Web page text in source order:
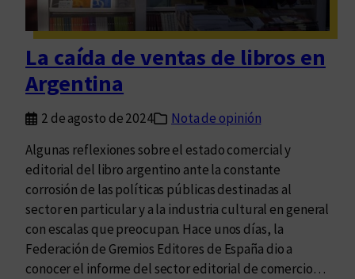
La caída de ventas de libros en
Argentina
2 de agosto de 2024
Nota de opinión
Algunas reflexiones sobre el estado comercial y
editorial del libro argentino ante la constante
corrosión de las políticas públicas destinadas al
sector en particular y a la industria cultural en general
con escalas que preocupan. Hace unos días, la
Federación de Gremios Editores de España dio a
conocer el informe del sector editorial de comercio…